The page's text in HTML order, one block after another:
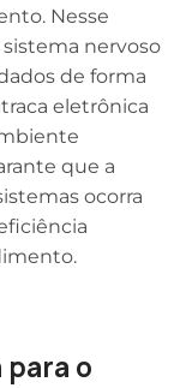
Nesse
nervoso
de forma
eletrônica
que a
ocorra
o